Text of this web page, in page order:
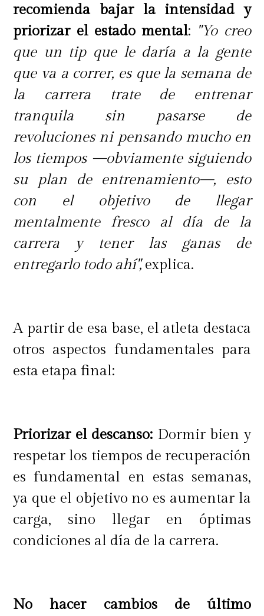
recomienda bajar la intensidad y
priorizar el estado mental: "Yo creo
que un tip que le daría a la gente
que va a correr, es que la semana de
la carrera trate de entrenar
tranquila sin pasarse de
revoluciones ni pensando mucho en
los tiempos —obviamente siguiendo
su plan de entrenamiento—, esto
con el objetivo de llegar
mentalmente fresco al día de la
carrera y tener las ganas de
entregarlo todo ahí",explica.
A partir de esa base, el atleta destaca
otros aspectos fundamentales para
esta etapa final:
Priorizar el descanso: Dormir bien y
respetar los tiempos de recuperación
es fundamental en estas semanas,
ya que el objetivo no es aumentar la
carga, sino llegar en óptimas
condiciones al día de la carrera.
No hacer cambios de último